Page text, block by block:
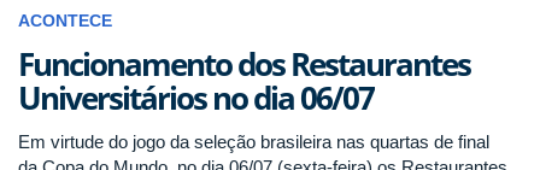
ACONTECE
Funcionamento dos Restaurantes
Universitários no dia 06/07
Em virtude do jogo da seleção brasileira nas quartas de final